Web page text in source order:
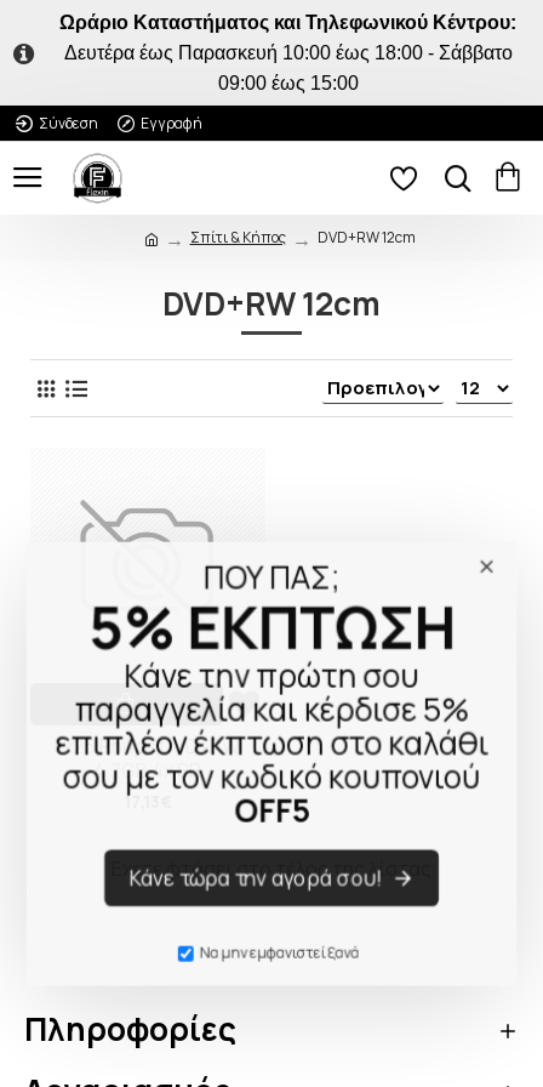
ΠΟΥ ΠΑΣ;
5% ΕΚΠΤΩΣΗ
Κάνε την πρώτη σου
παραγγελία και κέρδισε 5%
επιπλέον έκπτωση στο καλάθι
σου με τον κωδικό κουπονιού
OFF5
Κάνε τώρα την αγορά σου!
Να μην εμφανιστεί ξανά
Ωράριο Καταστήματος και Τηλεφωνικού Κέντρου:
Δευτέρα έως Παρασκευή 10:00 έως 18:00 - Σάββατο
09:00 έως 15:00
Σύνδεση
Εγγραφή
Σπίτι & Κήπος DVD+RW 12cm
DVD+RW 12cm
1x25 Philips DVD+RW
4,7GB 4x SP
17,13€
Έχετε φτάσει στο τέλος της λίστας.
Πληροφορίες